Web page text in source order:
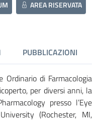
AREA RISERVATA
PUBBLICAZIONI
Ordinario di Farmacologia
per diversi anni, la
presso l’Eye
(Rochester, MI,